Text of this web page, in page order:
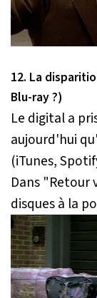
12. La
Blu-ray ?)
Le digital a
aujourd'hui
(iTunes,
Dans "Retour
disques à la